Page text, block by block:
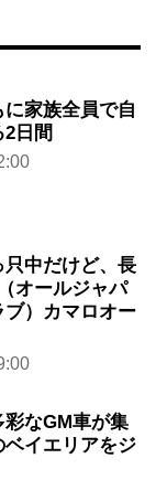
家族全員で自
日間
只中だけど、長
オールジャパ
ブ）カマロオー
彩なGM車が集
ベイエリアをジ